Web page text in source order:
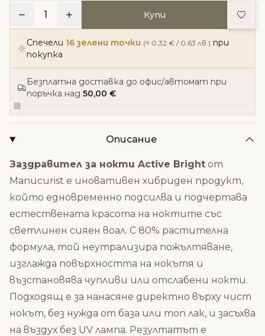
1 Купи
Спечели 16 зелени точки (≈ 0.32 € / 0.63 лв.) при
покупка
Безплатна доставка до офис/автомат при
поръчка над 50,00 €
Описание
Заздравител за нокти Active Bright от
Manucurist е иновативен хибриден продукт,
който едновременно подсилва и подчертава
естествената красота на ноктите със
светлинен сияен воал. С 80% растителна
формула, той неутрализира пожълтяване,
изглажда повърхността на нокътя и
възстановява чупливи или отслабени нокти.
Подходящ е за нанасяне директно върху чист
нокът, без нужда от база или топ лак, и засъхва
на въздух без UV лампа. Резултатът е